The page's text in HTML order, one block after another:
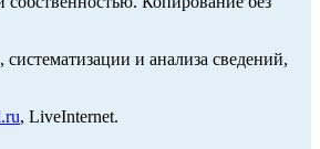
и анализа сведений,
, LiveInternet.